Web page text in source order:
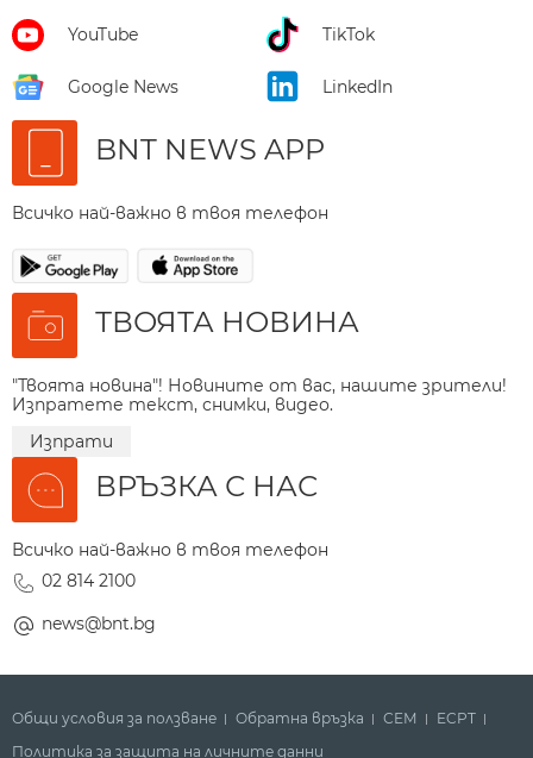
YouTube TikTok
Google News LinkedIn
BNT NEWS APP
Всичко най-важно в твоя телефон
ТВОЯТА НОВИНА
"Твоята новина"! Новините от вас, нашите зрители!
Изпратете текст, снимки, видео.
Изпрати
ВРЪЗКА С НАС
Всичко най-важно в твоя телефон
02 814 2100
news@bnt.bg
Общи условия за ползване Обратна връзка СЕМ
ECPT
Политика за защита на личните данни